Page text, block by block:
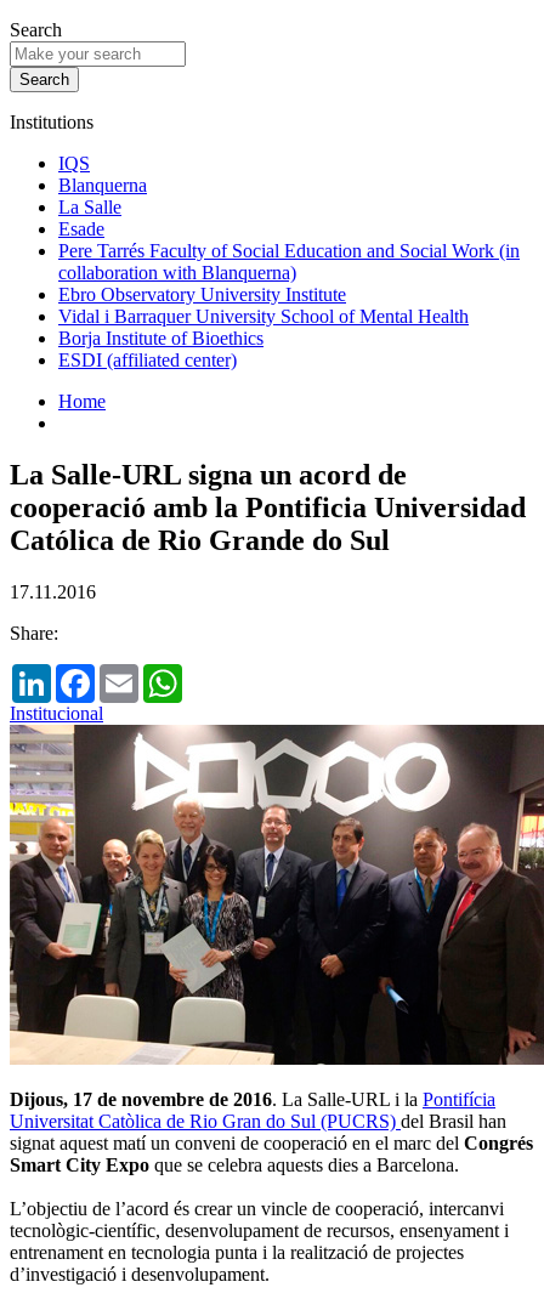
Search
Institutions
IQS
Blanquerna
La Salle
Esade
Pere Tarrés Faculty of Social Education and Social Work (in
collaboration with Blanquerna)
Ebro Observatory University Institute
Vidal i Barraquer University School of Mental Health
Borja Institute of Bioethics
ESDI (affiliated center)
Home
La Salle-URL signa un acord de
cooperació amb la Pontificia Universidad
Católica de Rio Grande do Sul
17.11.2016
Share:
LinkedInFacebook
Email
Institucional
Dijous, 17 de novembre de 2016. La Salle-URL i la Pontifícia
Universitat Catòlica de Rio Gran do Sul (PUCRS) del Brasil han
signat aquest matí un conveni de cooperació en el marc del Congrés
Smart City Expo que se celebra aquests dies a Barcelona.
L’objectiu de l’acord és crear un vincle de cooperació, intercanvi
tecnològic-científic, desenvolupament de recursos, ensenyament i
entrenament en tecnologia punta i la realització de projectes
d’investigació i desenvolupament.